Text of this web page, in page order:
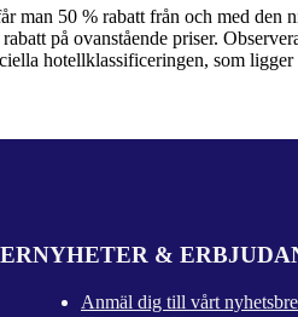
man 50 % rabatt från och med den
på ovanstående priser.
hotellklassificeringen, som
NYHETER &
Anmäl dig till vårt